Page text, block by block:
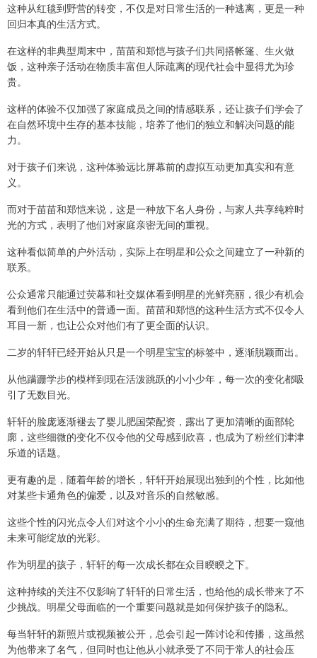
这种从红毯到野营的转变，不仅是对日常生活的一种逃离，更是一种
回归本真的生活方式。
在这样的非典型周末中，苗苗和郑恺与孩子们共同搭帐篷、生火做
饭，这种亲子活动在物质丰富但人际疏离的现代社会中显得尤为珍
贵。
这样的体验不仅加强了家庭成员之间的情感联系，还让孩子们学会了
在自然环境中生存的基本技能，培养了他们的独立和解决问题的能
力。
对于孩子们来说，这种体验远比屏幕前的虚拟互动更加真实和有意
义。
而对于苗苗和郑恺来说，这是一种放下名人身份，与家人共享纯粹时
光的方式，表明了他们对家庭亲密无间的重视。
这种看似简单的户外活动，实际上在明星和公众之间建立了一种新的
联系。
公众通常只能通过荧幕和社交媒体看到明星的光鲜亮丽，很少有机会
看到他们在生活中的普通一面。苗苗和郑恺的这种生活方式不仅令人
耳目一新，也让公众对他们有了更全面的认识。
二岁的轩轩已经开始从只是一个明星宝宝的标签中，逐渐脱颖而出。
从他蹒跚学步的模样到现在活泼跳跃的小小少年，每一次的变化都吸
引了无数目光。
轩轩的脸庞逐渐褪去了婴儿肥国荣配资，露出了更加清晰的面部轮
廓，这些细微的变化不仅令他的父母感到欣喜，也成为了粉丝们津津
乐道的话题。
更有趣的是，随着年龄的增长，轩轩开始展现出独到的个性，比如他
对某些卡通角色的偏爱，以及对音乐的自然敏感。
这些个性的闪光点令人们对这个小小的生命充满了期待，想要一窥他
未来可能绽放的光彩。
作为明星的孩子，轩轩的每一次成长都在众目睽睽之下。
这种持续的关注不仅影响了轩轩的日常生活，也给他的成长带来了不
少挑战。明星父母面临的一个重要问题就是如何保护孩子的隐私。
每当轩轩的新照片或视频被公开，总会引起一阵讨论和传播，这虽然
为他带来了名气，但同时也让他从小就承受了不同于常人的社会压